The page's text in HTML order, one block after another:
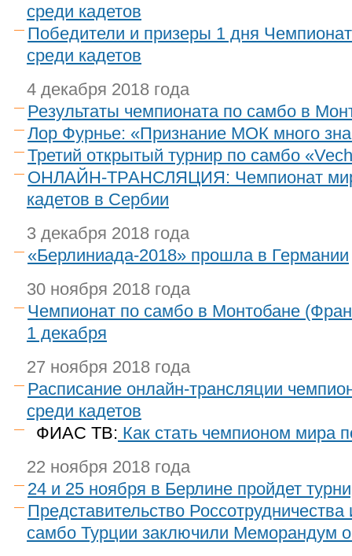
среди кадетов
Победители и призеры 1 дня
среди кадетов
4 декабря 2018 года
Результаты чемпионата по самбо в
Лор Фурнье: «Признание МОК много
Третий открытый турнир по самбо
ОНЛАЙН-ТРАНСЛЯЦИЯ: Чемпионат
кадетов в Сербии
3 декабря 2018 года
«Берлиниада-2018» прошла в Германии
30 ноября 2018 года
Чемпионат по самбо в Монтобане
1 декабря
27 ноября 2018 года
Расписание онлайн-трансляции
среди кадетов
ФИАС ТВ: Как стать чемпионом мира
22 ноября 2018 года
24 и 25 ноября в Берлине пройдет
Представительство
самбо Турции заключили Меморандум